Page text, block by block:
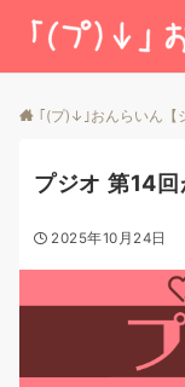
｢(プ)↓｣おんらいん【
プジオ 第14
2025年10月24日